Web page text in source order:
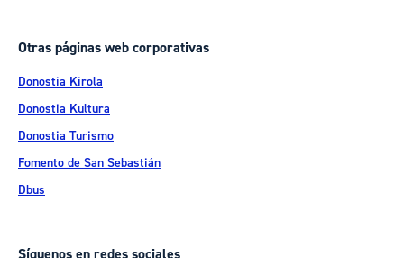
Otras páginas web corporativas
Donostia Kirola
Donostia Kultura
Donostia Turismo
Fomento de San Sebastián
Dbus
Síguenos en redes sociales